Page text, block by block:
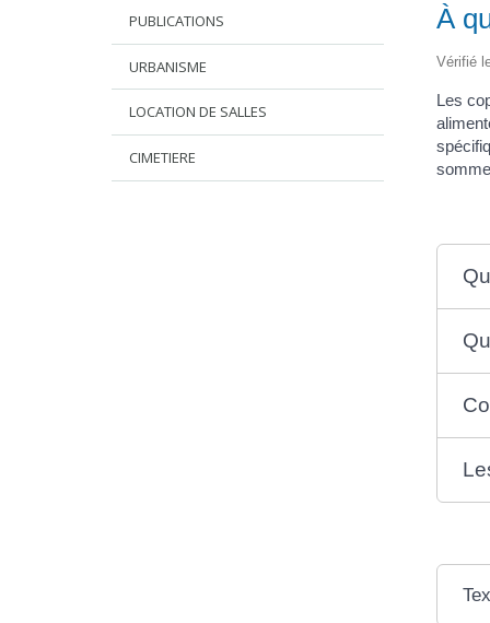
PUBLICATIONS
URBANISME
LOCATION DE SALLES
CIMETIERE
À
Vérifié
Les